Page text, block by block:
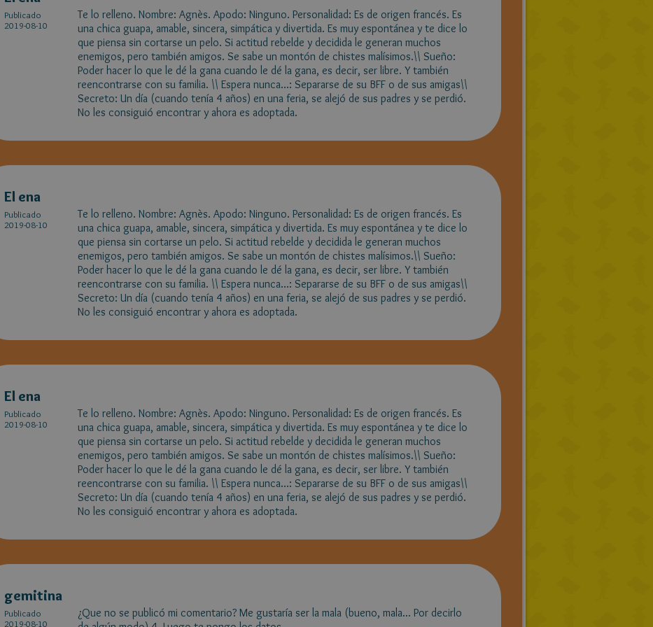
Publicado
2019-08-10
Te lo relleno. Nombre: Agnès. Apodo: Ninguno. Personalidad: Es de origen francés. Es
una chica guapa, amable, sincera, simpática y divertida. Es muy espontánea y te dice lo
que piensa sin cortarse un pelo. Si actitud rebelde y decidida le generan muchos
enemigos, pero también amigos. Se sabe un montón de chistes malísimos.\\ Sueño:
Poder hacer lo que le dé la gana cuando le dé la gana, es decir, ser libre. Y también
reencontrarse con su familia. \\ Espera nunca...: Separarse de su BFF o de sus amigas\\
Secreto: Un día (cuando tenía 4 años) en una feria, se alejó de sus padres y se perdió.
No les consiguió encontrar y ahora es adoptada.
El ena
Publicado
2019-08-10
Te lo relleno. Nombre: Agnès. Apodo: Ninguno. Personalidad: Es de origen francés. Es
una chica guapa, amable, sincera, simpática y divertida. Es muy espontánea y te dice lo
que piensa sin cortarse un pelo. Si actitud rebelde y decidida le generan muchos
enemigos, pero también amigos. Se sabe un montón de chistes malísimos.\\ Sueño:
Poder hacer lo que le dé la gana cuando le dé la gana, es decir, ser libre. Y también
reencontrarse con su familia. \\ Espera nunca...: Separarse de su BFF o de sus amigas\\
Secreto: Un día (cuando tenía 4 años) en una feria, se alejó de sus padres y se perdió.
No les consiguió encontrar y ahora es adoptada.
El ena
Publicado
2019-08-10
Te lo relleno. Nombre: Agnès. Apodo: Ninguno. Personalidad: Es de origen francés. Es
una chica guapa, amable, sincera, simpática y divertida. Es muy espontánea y te dice lo
que piensa sin cortarse un pelo. Si actitud rebelde y decidida le generan muchos
enemigos, pero también amigos. Se sabe un montón de chistes malísimos.\\ Sueño:
Poder hacer lo que le dé la gana cuando le dé la gana, es decir, ser libre. Y también
reencontrarse con su familia. \\ Espera nunca...: Separarse de su BFF o de sus amigas\\
Secreto: Un día (cuando tenía 4 años) en una feria, se alejó de sus padres y se perdió.
No les consiguió encontrar y ahora es adoptada.
gemitina
Publicado
2019-08-10
¿Que no se publicó mi comentario? Me gustaría ser la mala (bueno, mala... Por decirlo